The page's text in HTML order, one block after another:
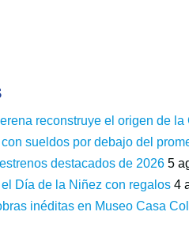
reconstruye el origen de
sueldos por debajo del
destacados de 2026 5
Día de la Niñez con regalos 4
inéditas en Museo Casa